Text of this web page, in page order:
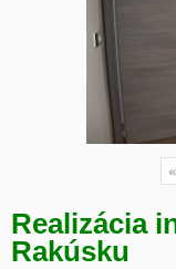
«
Realizácia
Rakúsku